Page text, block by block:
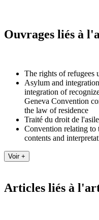
Ouvrages liés à
The rights of refugees
Asylum and
integration of
Geneva Convention
the law of residence
Traité du droit de l'asile
Convention relating to
contents and
Articles liés à